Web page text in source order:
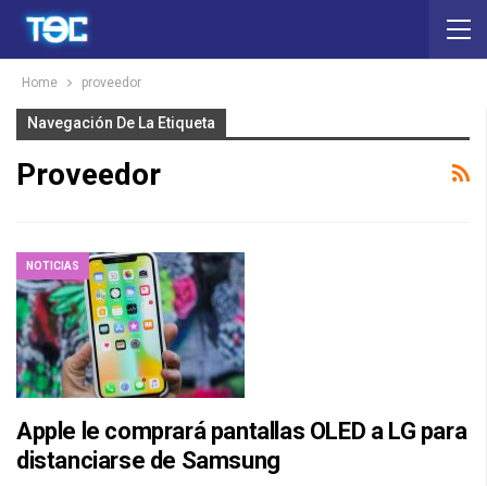
Home proveedor
Navegación De La Etiqueta
Proveedor
NOTICIAS
Apple le comprará pantallas OLED a LG para
distanciarse de Samsung